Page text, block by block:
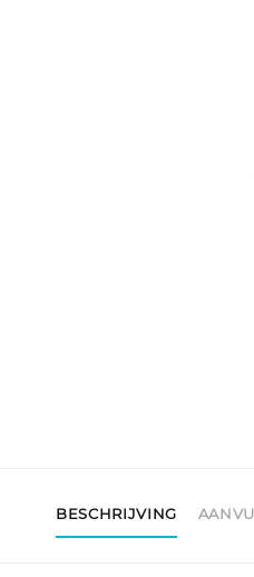
BESCHRIJVING